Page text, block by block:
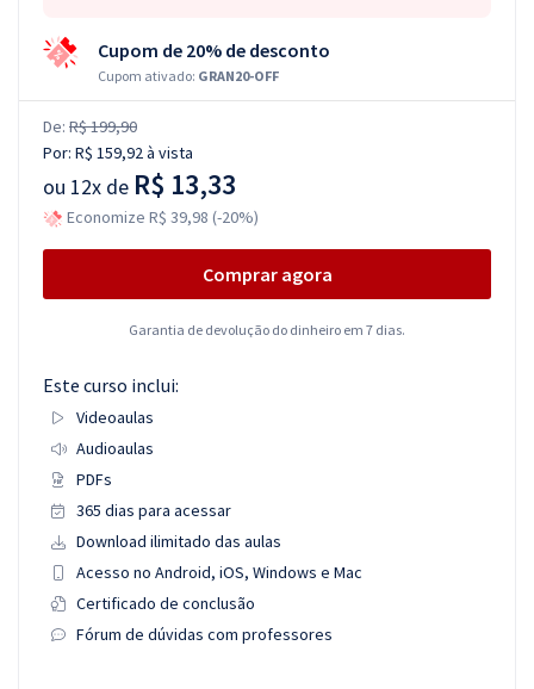
Cupom de 20% de desconto
Cupom ativado: GRAN20-OFF
De: R$ 199,90
Por: R$ 159,92à vista
ou 12x de R$ 13,33
Economize R$ 39,98 (-20%)
Comprar agora
Garantia de devolução do dinheiro em 7 dias.
Este curso inclui:
Videoaulas
Audioaulas
PDFs
365 dias para acessar
Download ilimitado das aulas
Acesso no Android, iOS, Windows e Mac
Certificado de conclusão
Fórum de dúvidas com professores